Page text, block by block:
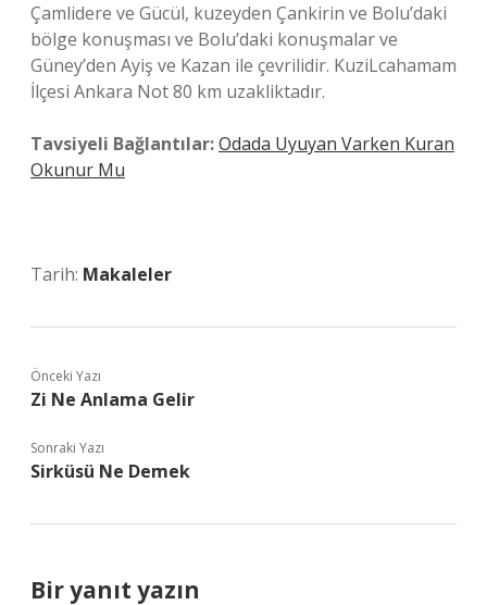
Çamlidere ve Gücül, kuzeyden Çankirin ve Bolu’daki
bölge konuşması ve Bolu’daki konuşmalar ve
Güney’den Ayiş ve Kazan ile çevrilidir. KuziLcahamam
İlçesi Ankara Not 80 km uzakliktadır.
Tavsiyeli Bağlantılar:Odada Uyuyan Varken Kuran
Okunur Mu
Tarih: Makaleler
Önceki Yazı
Zi Ne Anlama Gelir
Sonraki Yazı
Sirküsü Ne Demek
Bir yanıt yazın